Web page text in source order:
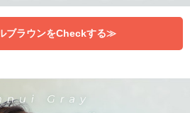
ブラウンをCheckする≫